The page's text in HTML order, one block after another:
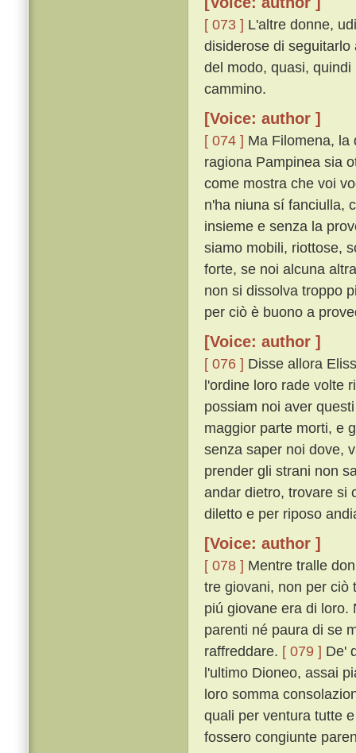
[ 073 ] L'altre donne,
disiderose di
del modo, quasi,
cammino.
[Voice: author ]
[ 074 ] Ma Filomena, la
ragiona Pampinea sia
come mostra che voi
n'ha niuna sí fanciulla,
insieme e senza la
siamo mobili, riottose,
forte, se noi alcuna
non si dissolva troppo
per ciò è buono a
[Voice: author ]
[ 076 ] Disse allora
l'ordine loro rade volte
possiam noi aver
maggior parte morti, e
senza saper noi dove,
prender gli strani non
andar dietro, trovare si
diletto e per riposo
[Voice: author ]
[ 078 ] Mentre tralle
tre giovani, non per ciò
piú giovane era di loro.
parenti né paura di se
raffreddare. [ 079 ] De'
l'ultimo Dioneo, assai
loro somma
quali per ventura tutte
fossero congiunte